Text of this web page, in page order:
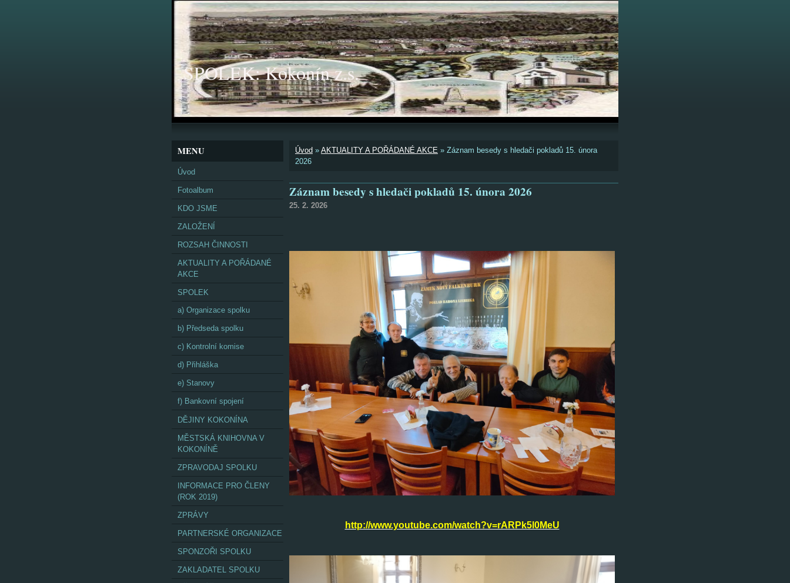
SPOLEK: Kokonín z.s.
Úvod » AKTUALITY A POŘÁDANÉ AKCE » Záznam besedy s hledači pokladů 15. února
2026
Záznam besedy s hledači pokladů 15. února 2026
25. 2. 2026
http://www.youtube.com/watch?v=rARPk5l0MeU
MENU
Úvod
Fotoalbum
KDO JSME
ZALOŽENÍ
ROZSAH ČINNOSTI
AKTUALITY A POŘÁDANÉ
AKCE
SPOLEK
a) Organizace spolku
b) Předseda spolku
c) Kontrolní komise
d) Přihláška
e) Stanovy
f) Bankovní spojení
DĚJINY KOKONÍNA
MĚSTSKÁ KNIHOVNA V
KOKONÍNĚ
ZPRAVODAJ SPOLKU
INFORMACE PRO ČLENY
(ROK 2019)
ZPRÁVY
PARTNERSKÉ ORGANIZACE
SPONZOŘI SPOLKU
ZAKLADATEL SPOLKU